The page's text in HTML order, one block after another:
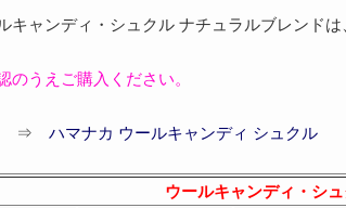
ャンディ・シュクル ナチュラルブレンドは
のうえご購入ください。
。 ⇒ ハマナカ ウールキャンディ シュクル
ウールキャンディ・シ